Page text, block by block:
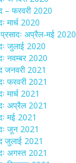
– फरवरी 2020
मार्च 2020
अप्रैल-मई 2020
जुलाई 2020
नवम्बर 2020
जनवरी 2021
फरवरी 2021
मार्च 2021
अप्रैल 2021
मई 2021
जून 2021
जुलाई 2021
अगस्त 2021